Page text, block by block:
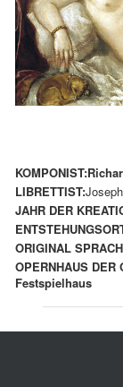
KOMPONIST:
LIBRETTIST:
JAHR DER
ORIGINAL
OPERNHAUS DER
Festspielhaus